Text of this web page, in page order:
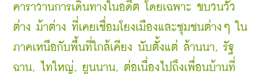
คาราวานการเดินทางในอดีต โดยเฉพาะ ขบวนวัว
ต่าง ม้าต่าง ที่เคยเชื่อมโยงเมืองและชุมชนต่างๆ ใน
ภาคเหนือกับพื้นที่ใกล้เคียง นับตั้งแต่ ล้านนา, รัฐ
ฉาน, ไทใหญ่, ยูนนาน, ต่อเนื่องไปถึงเพื่อนบ้านที่